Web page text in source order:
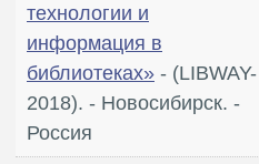
технологии и
информация в
библиотеках» - (LIBWAY-
2018). - Новосибирск. -
Россия